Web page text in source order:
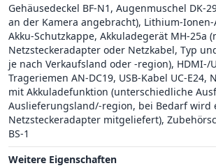
Gehäusedeckel BF-N1, Augenmuschel DK-
an der Kamera angebracht), Lithium-Ionen-
Akku-Schutzkappe, Akkuladegerät MH-25a
Netzsteckeradapter oder Netzkabel, Typ
je nach Verkaufsland oder -region), HDMI-/
Trageriemen AN-DC19, USB-Kabel UC-E24,
mit Akkuladefunktion (unterschiedliche
Auslieferungsland/-region, bei Bedarf wird
Netzsteckeradapter mitgeliefert),
BS-1
Weitere Eigenschaften